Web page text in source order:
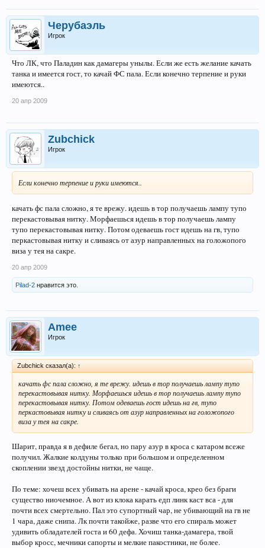
Черубаэль
Игрок
Что ЛК, что Паладин как дамагеры унылы. Если же есть желание качать
танка и имеется гост, то качай ФС пала. Если конечно терпение и руки
имеются..
20 апр 2009
Zubchick
Игрок
Если конечно терпение и руки имеются..
качать фс пала сложно, я те врежу. идешь в тор получаешь лампу тупо
перекастовывая нитку. Морфаешься идешь в тор получаешь лампу
тупо перекастовывая нитку. Потом одеваешь гост идешь на гв, тупо
перкастовывая нитку и сливаясь от азур направленных на голожопого
виза у тея на сакре.
20 апр 2009
Pilad-2 нравится это.
Amee
Игрок
Zubchick сказал(а): ↑
качать фс пала сложно, я те врежу. идешь в тор получаешь лампу тупо
перекастовывая нитку. Морфаешься идешь в тор получаешь лампу тупо
перекастовывая нитку. Потом одеваешь гост идешь на гв, тупо
перкастовывая нитку и сливаясь от азур направленных на голожопого
виза у тея на сакре.
Шарит, правда я в дефиле бегал, но пару азур в кроса с катаром всеже
получил. Жалкие колдуны только при большом и определенном
скоплении звезд достойны нитки, не чаще.
По теме: хочеш всех убивать на арене - качай кроса, крео без браги
существо ниочемное. А вот из клока карать едп линк каст вса - для
почти всех смертельно. Пал это супортный чар, не убивающий на гв не
1 чара, даже снипа. Лк почти такойже, разве что его спираль может
удивить обладателей госта и 60 дефа. Хочиш танка-дамагера, твой
выбор кросс, мечники сапорты и мелкие пакостники, не более.